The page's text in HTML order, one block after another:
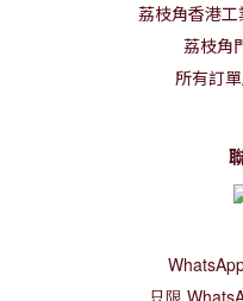
荔枝角香港
荔枝角
所有訂
只限